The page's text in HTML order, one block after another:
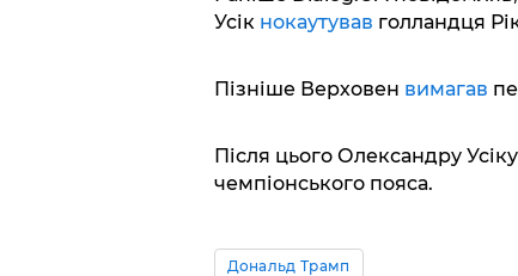
Усік нокаутував голландця
Пізніше Верховен вимагав
Після цього Олександру Усіку
чемпіонського пояса.
Дональд Трамп